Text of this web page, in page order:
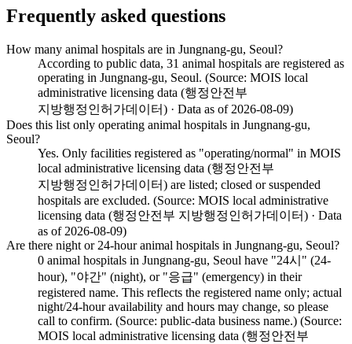
Frequently asked questions
How many animal hospitals are in Jungnang-gu, Seoul?
According to public data, 31 animal hospitals are registered as
operating in Jungnang-gu, Seoul. (Source: MOIS local
administrative licensing data (행정안전부
지방행정인허가데이터) · Data as of 2026-08-09)
Does this list only operating animal hospitals in Jungnang-gu,
Seoul?
Yes. Only facilities registered as "operating/normal" in MOIS
local administrative licensing data (행정안전부
지방행정인허가데이터) are listed; closed or suspended
hospitals are excluded. (Source: MOIS local administrative
licensing data (행정안전부 지방행정인허가데이터) · Data
as of 2026-08-09)
Are there night or 24-hour animal hospitals in Jungnang-gu, Seoul?
0 animal hospitals in Jungnang-gu, Seoul have "24시" (24-
hour), "야간" (night), or "응급" (emergency) in their
registered name. This reflects the registered name only; actual
night/24-hour availability and hours may change, so please
call to confirm. (Source: public-data business name.) (Source:
MOIS local administrative licensing data (행정안전부